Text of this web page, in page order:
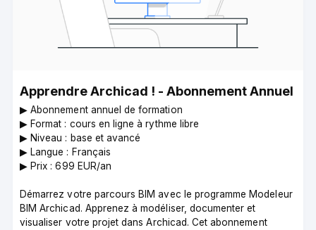
Apprendre Archicad ! - Abonnement Annuel
▶︎ Abonnement annuel de formation
▶︎ Format : cours en ligne à rythme libre
▶︎ Niveau : base et avancé
▶︎ Langue : Français
▶︎ Prix : 699 EUR/an
Démarrez votre parcours BIM avec le programme Modeleur
BIM Archicad. Apprenez à modéliser, documenter et
visualiser votre projet dans Archicad. Cet abonnement